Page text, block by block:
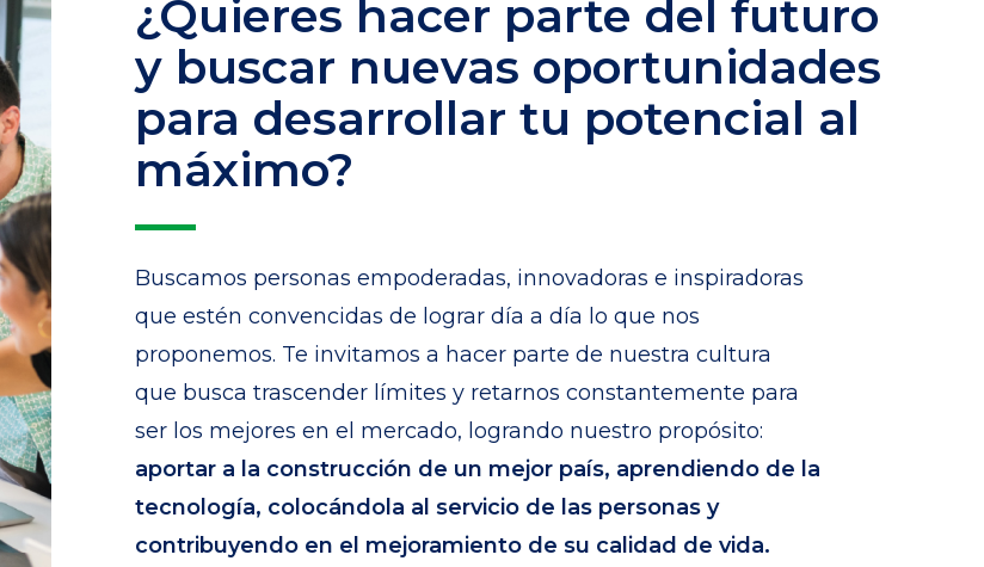
¿Quieres hacer parte del futuro
y buscar nuevas oportunidades
para desarrollar tu potencial al
máximo?
Buscamos personas empoderadas, innovadoras e inspiradoras
que estén convencidas de lograr día a día lo que nos
proponemos. Te invitamos a hacer parte de nuestra cultura
que busca trascender límites y retarnos constantemente para
ser los mejores en el mercado, logrando nuestro propósito:
aportar a la construcción de un mejor país, aprendiendo de la
tecnología, colocándola al servicio de las personas y
contribuyendo en el mejoramiento de su calidad de vida.